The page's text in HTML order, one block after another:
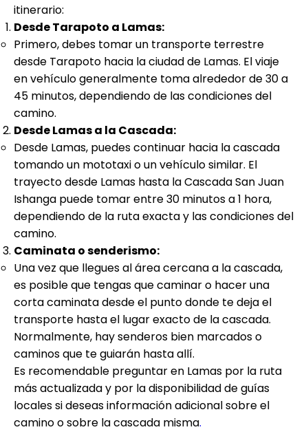
itinerario:
Desde Tarapoto a Lamas:
Primero, debes tomar un transporte terrestre
desde Tarapoto hacia la ciudad de Lamas. El viaje
en vehículo generalmente toma alrededor de 30 a
45 minutos, dependiendo de las condiciones del
camino.
Desde Lamas a la Cascada:
Desde Lamas, puedes continuar hacia la cascada
tomando un mototaxi o un vehículo similar. El
trayecto desde Lamas hasta la Cascada San Juan
Ishanga puede tomar entre 30 minutos a 1 hora,
dependiendo de la ruta exacta y las condiciones del
camino.
Caminata o senderismo:
Una vez que llegues al área cercana a la cascada,
es posible que tengas que caminar o hacer una
corta caminata desde el punto donde te deja el
transporte hasta el lugar exacto de la cascada.
Normalmente, hay senderos bien marcados o
caminos que te guiarán hasta allí.
Es recomendable preguntar en Lamas por la ruta
más actualizada y por la disponibilidad de guías
locales si deseas información adicional sobre el
camino o sobre la cascada misma.